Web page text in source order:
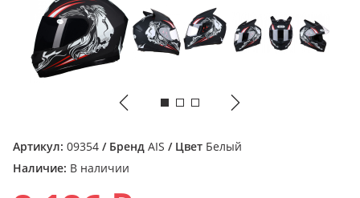
Артикул: 09354 / Бренд AIS / Цвет Белый
Наличие: В наличии